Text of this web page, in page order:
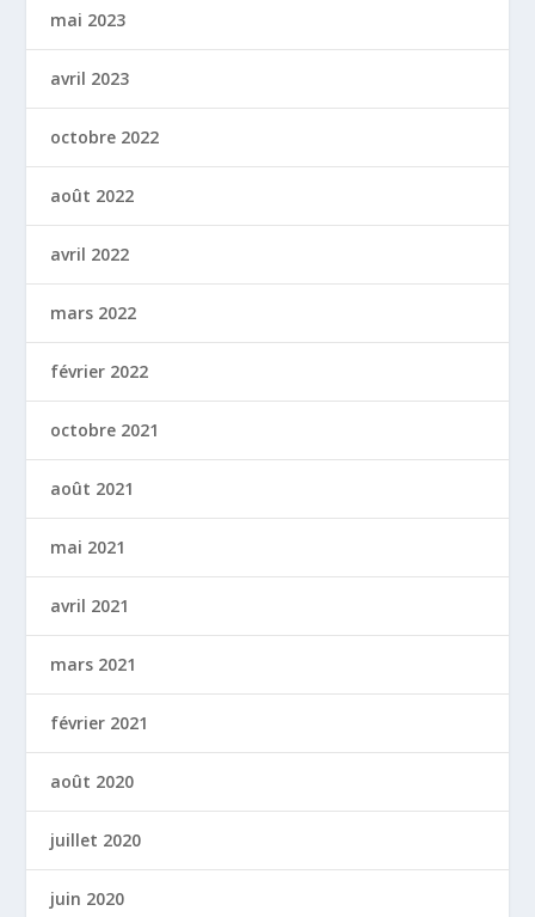
mai 2023
avril 2023
octobre 2022
août 2022
avril 2022
mars 2022
février 2022
octobre 2021
août 2021
mai 2021
avril 2021
mars 2021
février 2021
août 2020
juillet 2020
juin 2020